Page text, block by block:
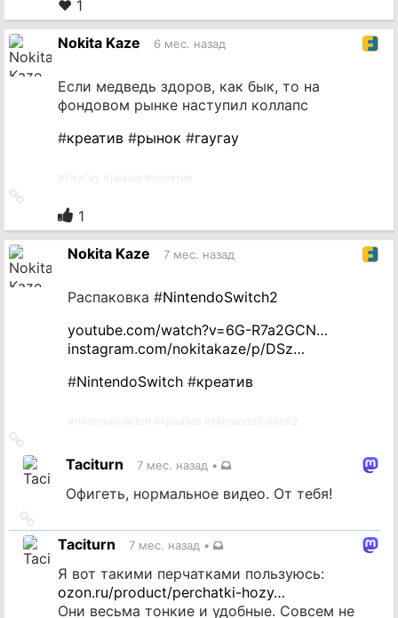
источник
❤ 1
Nokita Kaze 6 мес. назад
Если медведь здоров, как бык, то на
фондовом рынке наступил коллапс
#креатив #рынок #гаугау
источник
1
Nokita Kaze 7 мес. назад
Распаковка #NintendoSwitch2
youtube.com/watch?v=6G-R7a2GCN…
instagram.com/nokitakaze/p/DSz…
#NintendoSwitch #креатив
на
источникTaciturn 7 мес. назад •
Офигеть, нормальное видео. От тебя!
на
источник
Taciturn 7 мес. назад •
Я вот такими перчатками пользуюсь:
ozon.ru/product/perchatki-hozy…
Они весьма тонкие и удобные. Совсем не